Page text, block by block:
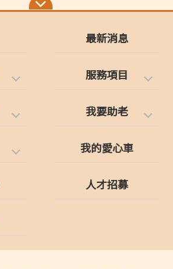
最新消息
服務項目
我要助老
我的愛心車
人才招募